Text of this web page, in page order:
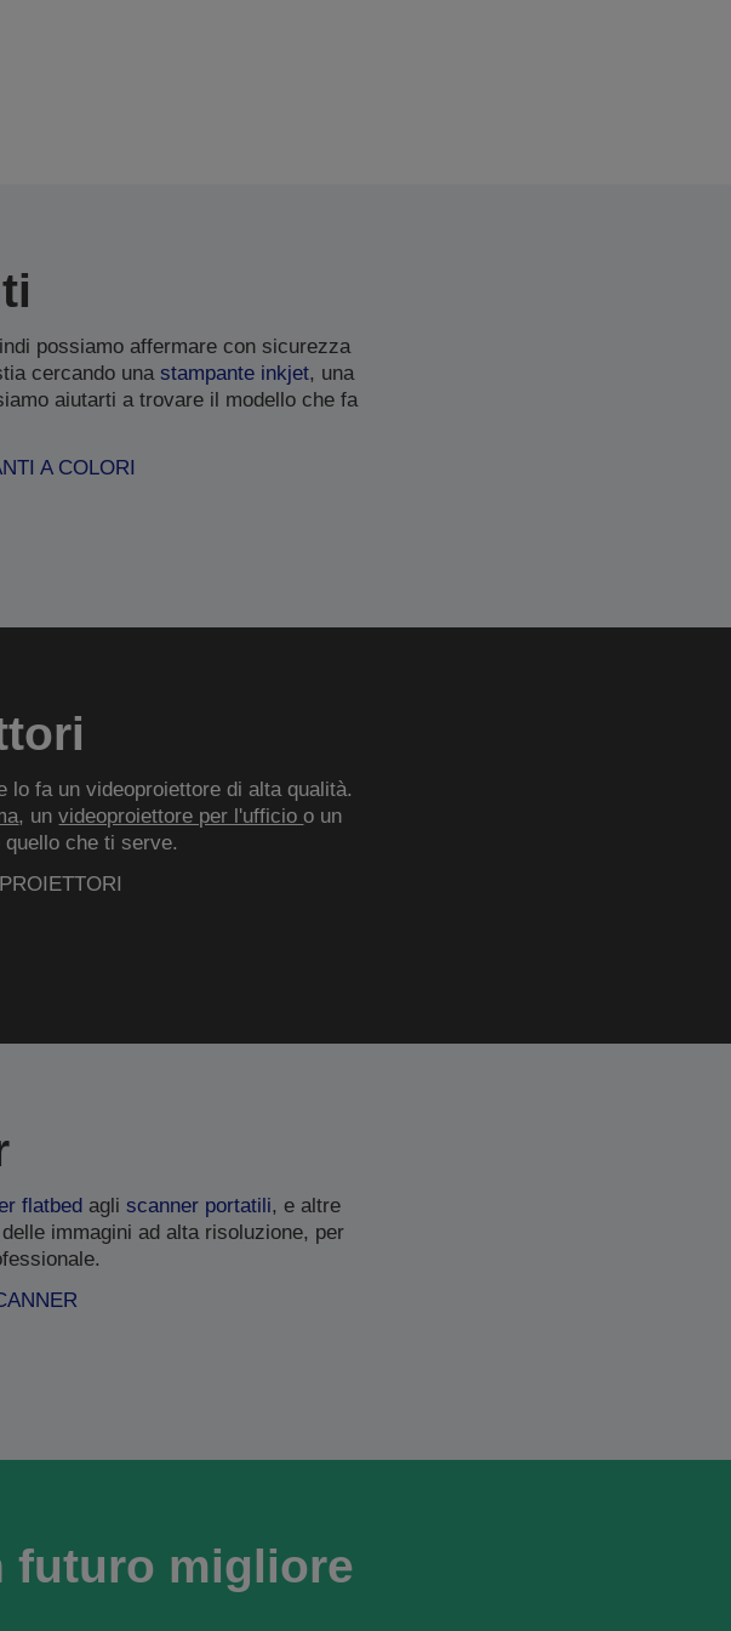
possiamo affermare con sicurezza
cercando una stampante inkjet, una
aiutarti a trovare il modello che fa
A COLORI
lo fa un videoproiettore di alta qualità.
, unvideoproiettore per l'ufficioo un
quello che ti serve.
flatbedagli scanner portatili, e altre
immagini ad alta risoluzione, per
futuro migliore